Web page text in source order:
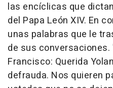
las encíclicas que
del Papa León XIV. En
unas palabras que le
de sus conversaciones.
Francisco: Querida
defrauda. Nos quieren